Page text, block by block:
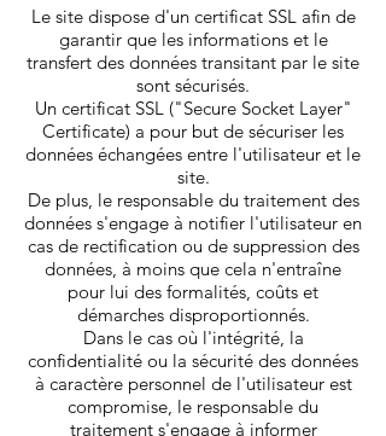
Le site dispose d'un certificat SSL afin de
garantir que les informations et le
transfert des données transitant par le site
sont sécurisés.
Un certificat SSL ("Secure Socket Layer"
Certificate) a pour but de sécuriser les
données échangées entre l'utilisateur et le
site.
De plus, le responsable du traitement des
données s'engage à notifier l'utilisateur en
cas de rectification ou de suppression des
données, à moins que cela n'entraîne
pour lui des formalités, coûts et
démarches disproportionnés.
Dans le cas où l'intégrité, la
confidentialité ou la sécurité des données
à caractère personnel de l'utilisateur est
compromise, le responsable du
traitement s'engage à informer